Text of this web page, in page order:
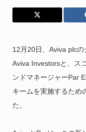
12月20日、Aviva plc
Aviva Investorsと、ス
ンドマネージャーPar
キームを実施するため
た。